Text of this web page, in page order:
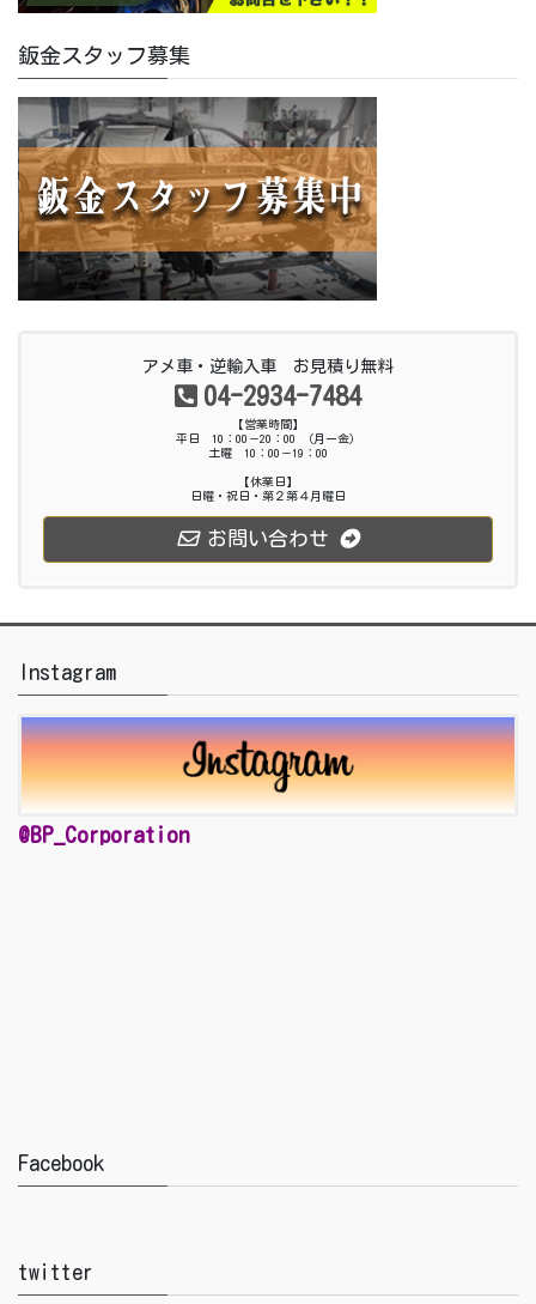
鈑金スタッフ募集
アメ車・逆輸入車 お見積り無料
04-2934-7484
【営業時間】
平日 10：00－20：00 （月ー金）
土曜 10：00－19：00
【休業日】
日曜・祝日・第２第４月曜日
お問い合わせ
Instagram
@BP_Corporation
Facebook
twitter